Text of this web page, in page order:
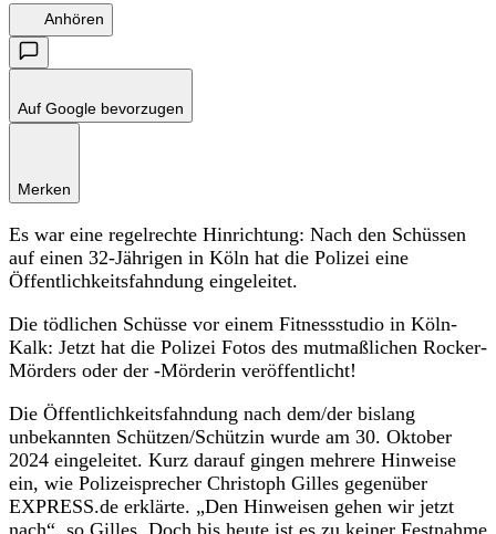
Anhören
Auf Google bevorzugen
Merken
Es war eine regelrechte Hinrichtung: Nach den Schüssen
auf einen 32-Jährigen in Köln hat die Polizei eine
Öffentlichkeitsfahndung eingeleitet.
Die tödlichen Schüsse vor einem Fitnessstudio in Köln-
Kalk: Jetzt hat die Polizei Fotos des mutmaßlichen Rocker-
Mörders oder der -Mörderin veröffentlicht!
Die Öffentlichkeitsfahndung nach dem/der bislang
unbekannten Schützen/Schützin wurde am 30. Oktober
2024 eingeleitet. Kurz darauf gingen mehrere Hinweise
ein, wie Polizeisprecher Christoph Gilles gegenüber
EXPRESS.de erklärte. „Den Hinweisen gehen wir jetzt
nach“, so Gilles. Doch bis heute ist es zu keiner Festnahme